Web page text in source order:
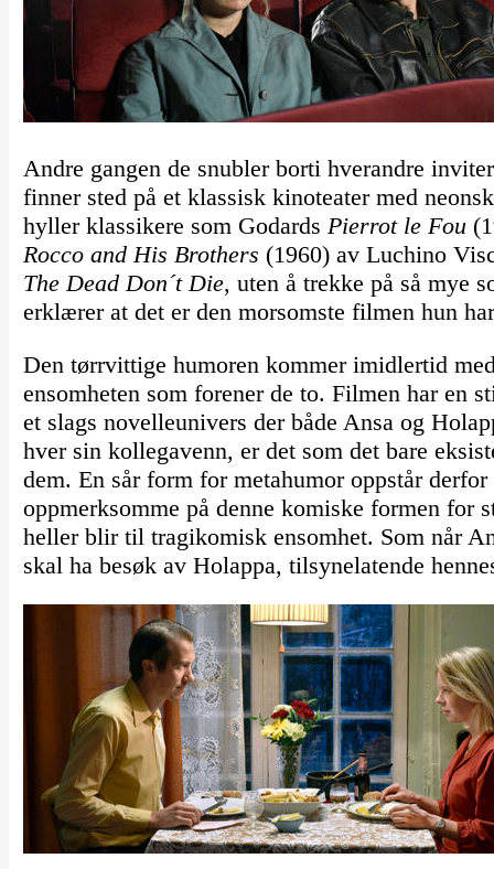
Andre gangen de snubler borti hverandre
finner sted på et klassisk kinoteater med
hyller klassikere som Godards Pierrot le Fou
Rocco and His Brothers (1960) av Luchino
The Dead Don´t Die, uten å trekke på så mye
erklærer at det er den morsomste filmen hun
Den tørrvittige humoren kommer imidlertid
ensomheten som forener de to. Filmen har en
et slags novelleunivers der både Ansa og
hver sin kollegavenn, er det som det bare
dem. En sår form for metahumor oppstår
oppmerksomme på denne komiske formen for
heller blir til tragikomisk ensomhet. Som når
skal ha besøk av Holappa, tilsynelatende